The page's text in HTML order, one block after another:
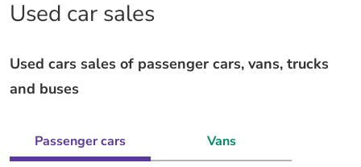
Used car sales
Used cars sales of passenger cars, vans, trucks
and buses
Valitse
välilehti
Passenger cars
Vans